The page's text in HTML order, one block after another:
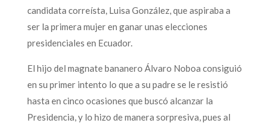
candidata correísta, Luisa González, que aspiraba a
ser la primera mujer en ganar unas elecciones
presidenciales en Ecuador.
El hijo del magnate bananero Álvaro Noboa consiguió
en su primer intento lo que a su padre se le resistió
hasta en cinco ocasiones que buscó alcanzar la
Presidencia, y lo hizo de manera sorpresiva, pues al